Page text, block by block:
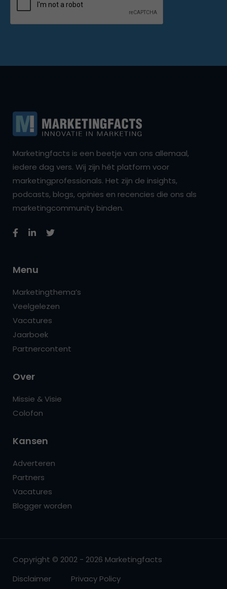
Marketingfacts is een beetje van ons allemaal,
iedere dag vers. Wij zijn hét platform voor
marketingprofessionals. Het zijn de insights,
podcasts, blogs, opinies en recencies die ons als
marketingcommunity binden.
Menu
Marketingthema’s
Veelgelezen
Vacatures
Jaarboek
Partnercontent
Over
Missie & Visie
Colofon
Kansen
Adverteren
Partners
Vacatures
Blogger worden
Copyright © 2002 - 2026 Marketingfacts
Disclaimer
Privacy Policy